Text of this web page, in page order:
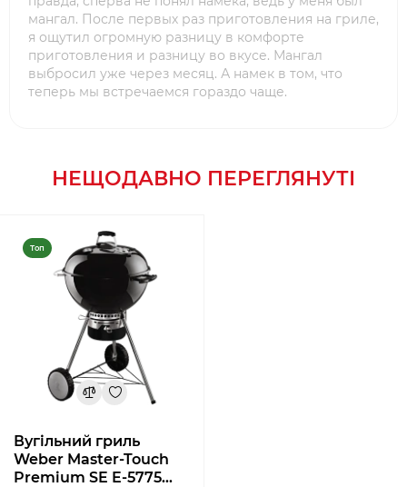
мангал. После первых раз приготовления на гриле,
я ощутил огромную разницу в комфорте
приготовления и разницу во вкусе. Мангал
выбросил уже через месяц. А намек в том, что
теперь мы встречаемся гораздо чаще.
НЕЩОДАВНО ПЕРЕГЛЯНУТІ
Топ
Вугільний гриль
Weber Master-Touch
Premium SE E-5775